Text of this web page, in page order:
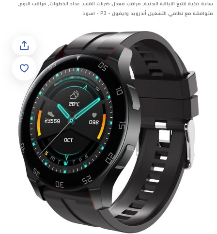
ساعة ذكية لتتبع اللياقة البدنية, مراقب معدل ضربات القلب, عداد الخطوات, مراقب النوم,
متوافقة مع نظامي التشغيل أندرويد وايفون - P3 - اسود